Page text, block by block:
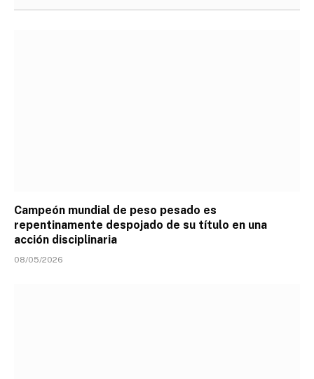
Campeón mundial de peso pesado es
repentinamente despojado de su título en una
acción disciplinaria
08/05/2026